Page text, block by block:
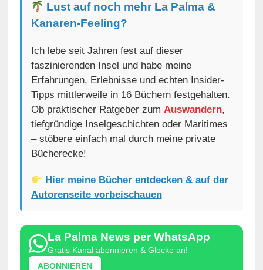
Lust auf noch mehr La Palma &
Kanaren-Feeling?
Ich lebe seit Jahren fest auf dieser
faszinierenden Insel und habe meine
Erfahrungen, Erlebnisse und echten Insider-
Tipps mittlerweile in 16 Büchern festgehalten.
Ob praktischer Ratgeber zum Auswandern,
tiefgründige Inselgeschichten oder Maritimes
– stöbere einfach mal durch meine private
Bücherecke!
Hier meine Bücher entdecken & auf der
Autorenseite vorbeischauen
La Palma News per WhatsApp
Gratis Kanal abonnieren & Glocke an!
ABONNIEREN